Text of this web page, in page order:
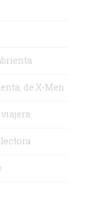
de X-Men
viajera